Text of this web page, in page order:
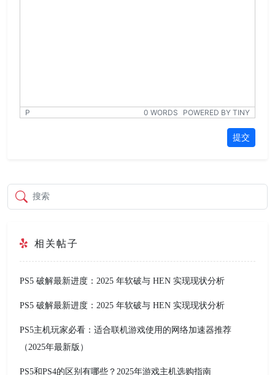
P 0 WORDS POWERED BY TINY
提交
搜索
相关帖子
PS5 破解最新进度：2025 年软破与 HEN 实现现状分析
PS5 破解最新进度：2025 年软破与 HEN 实现现状分析
PS5主机玩家必看：适合联机游戏使用的网络加速器推荐
（2025年最新版）
PS5和PS4的区别有哪些？2025年游戏主机选购指南